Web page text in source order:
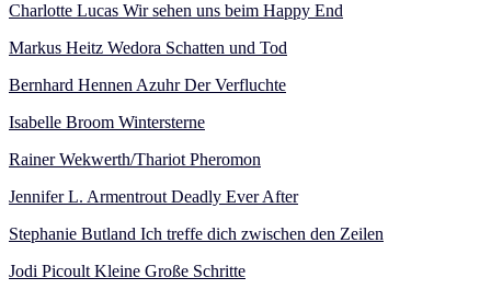
Charlotte Lucas Wir sehen uns beim Happy End
Markus Heitz Wedora Schatten und Tod
Bernhard Hennen Azuhr Der Verfluchte
Isabelle Broom Wintersterne
Rainer Wekwerth/Thariot Pheromon
Jennifer L. Armentrout Deadly Ever After
Stephanie Butland Ich treffe dich zwischen den Zeilen
Jodi Picoult Kleine Große Schritte